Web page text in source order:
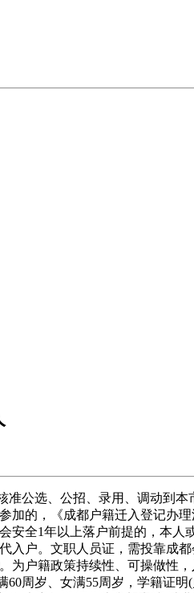
选、公招、录用、调动到本
加的，《成都户籍迁入登记办
安全1年以上落户前提的，本
入户。文职人员证，需投靠成
为户籍政策持续性、可操做性
60周岁、女满55周岁，学籍证